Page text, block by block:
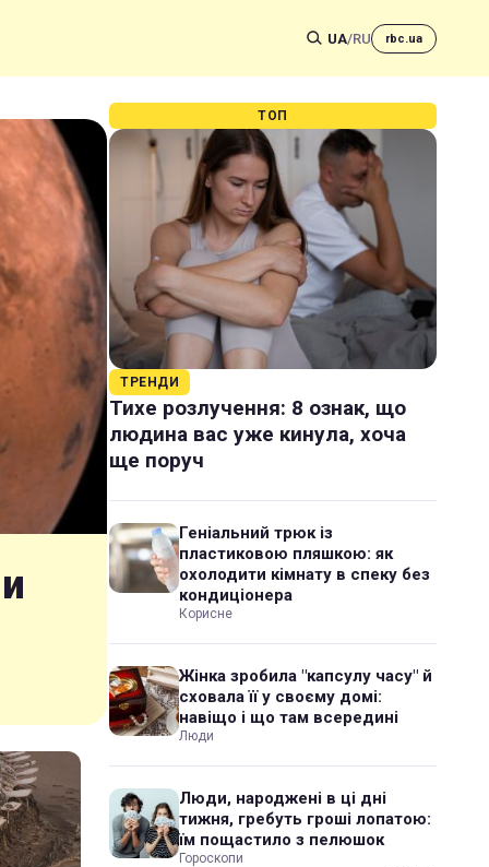
UA/RU rbc.ua
ТОП
ТРЕНДИ
Тихе розлучення: 8 ознак, що
людина вас уже кинула, хоча
ще поруч
Геніальний трюк із
пластиковою пляшкою: як
охолодити кімнату в спеку без
кондиціонера
Корисне
Жінка зробила "капсулу часу" й
сховала її у своєму домі:
навіщо і що там всередині
Люди
Люди, народжені в ці дні
тижня, гребуть гроші лопатою:
їм пощастило з пелюшок
Гороскопи